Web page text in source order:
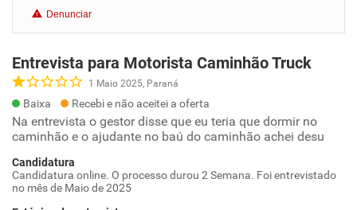
Denunciar
Entrevista para Motorista Caminhão Truck
1 Maio 2025, Paraná
Baixa Recebi e não aceitei a oferta
Na entrevista o gestor disse que eu teria que dormir no
caminhão e o ajudante no baú do caminhão achei desu
Candidatura
Candidatura online. O processo durou 2 Semana. Foi entrevistado
no mês de Maio de 2025